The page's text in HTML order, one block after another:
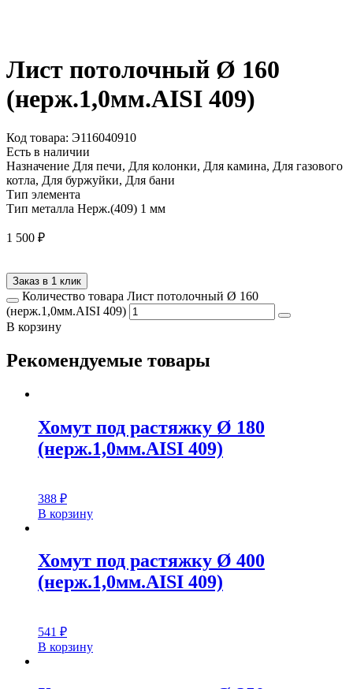
Лист потолочный Ø 160
(нерж.1,0мм.AISI 409)
Код товара: Э116040910
Есть в наличии
Назначение Для печи, Для колонки, Для камина, Для газового
котла, Для буржуйки, Для бани
Тип элемента
Тип металла Нерж.(409) 1 мм
1 500 ₽
Заказ в 1 клик
Количество товара Лист потолочный Ø 160
(нерж.1,0мм.AISI 409)
В корзину
Рекомендуемые товары
Хомут под растяжку Ø 180
(нерж.1,0мм.AISI 409)
388 ₽
В корзину
Хомут под растяжку Ø 400
(нерж.1,0мм.AISI 409)
541 ₽
В корзину